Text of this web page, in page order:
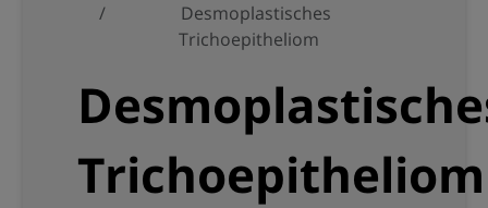
Desmoplastisches
Trichoepitheliom
Trichoepitheliom